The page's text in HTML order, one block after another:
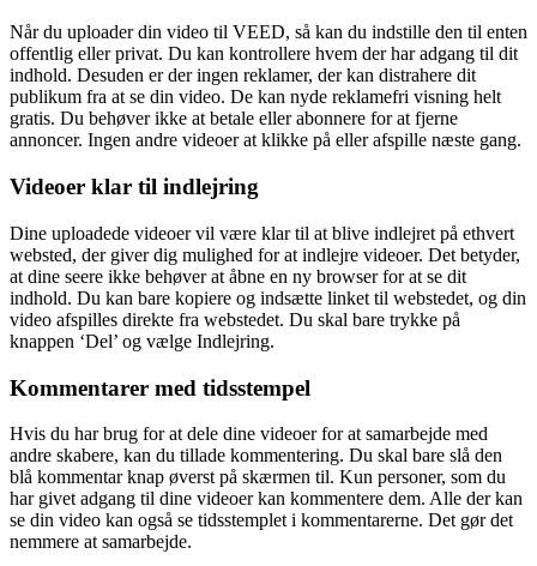
Når du uploader din video til VEED, så kan du indstille den til enten
offentlig eller privat. Du kan kontrollere hvem der har adgang til dit
indhold. Desuden er der ingen reklamer, der kan distrahere dit
publikum fra at se din video. De kan nyde reklamefri visning helt
gratis. Du behøver ikke at betale eller abonnere for at fjerne
annoncer. Ingen andre videoer at klikke på eller afspille næste gang.
Videoer klar til indlejring
Dine uploadede videoer vil være klar til at blive indlejret på ethvert
websted, der giver dig mulighed for at indlejre videoer. Det betyder,
at dine seere ikke behøver at åbne en ny browser for at se dit
indhold. Du kan bare kopiere og indsætte linket til webstedet, og din
video afspilles direkte fra webstedet. Du skal bare trykke på
knappen ‘Del’ og vælge Indlejring.
Kommentarer med tidsstempel
Hvis du har brug for at dele dine videoer for at samarbejde med
andre skabere, kan du tillade kommentering. Du skal bare slå den
blå kommentar knap øverst på skærmen til. Kun personer, som du
har givet adgang til dine videoer kan kommentere dem. Alle der kan
se din video kan også se tidsstemplet i kommentarerne. Det gør det
nemmere at samarbejde.